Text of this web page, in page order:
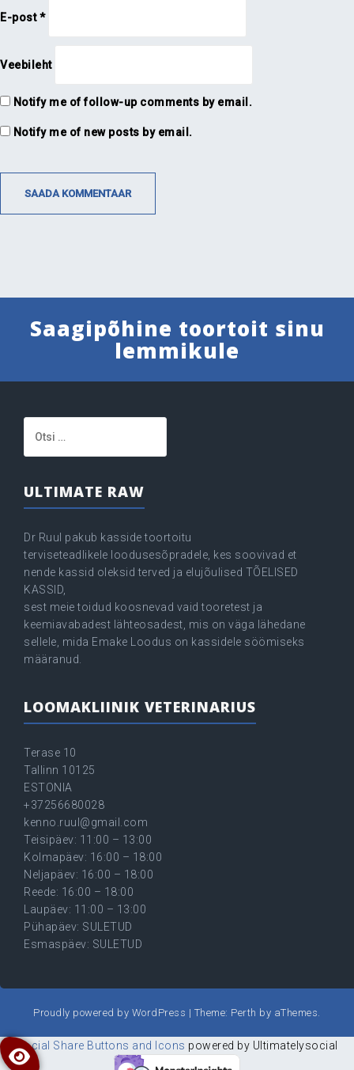
E-post*
Veebileht
Notify me of follow-up comments by email.
Notify me of new posts by email.
Saagipõhine toortoit sinu
lemmikule
ULTIMATE RAW
Dr Ruul pakub kasside toortoitu
terviseteadlikele loodusesõpradele, kes soovivad et
nende kassid oleksid terved ja elujõulised TÕELISED
KASSID,
sest meie toidud koosnevad vaid tooretest ja
keemiavabadest lähteosadest, mis on väga lähedane
sellele, mida Emake Loodus on kassidele söömiseks
määranud.
LOOMAKLIINIK VETERINARIUS
Terase 10
Tallinn 10125
ESTONIA
+37256680028
kenno.ruul@gmail.com
Teisipäev: 11:00 – 13:00
Kolmapäev: 16:00 – 18:00
Neljapäev: 16:00 – 18:00
Reede: 16:00 – 18:00
Laupäev: 11:00 – 13:00
Pühapäev: SULETUD
Esmaspäev: SULETUD
Proudly powered by WordPress | Theme: Perth by aThemes.
Social Share Buttons and Icons powered by Ultimatelysocial